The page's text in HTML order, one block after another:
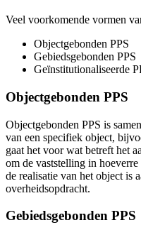
Veel voorkomende vormen
Objectgebonden PPS
Gebiedsgebonden PPS
Geïnstitutionaliseerde
Objectgebonden PPS
Objectgebonden PPS is
van een specifiek object,
gaat het voor wat betreft het
om de vaststelling in
de realisatie van het object is
overheidsopdracht.
Gebiedsgebonden PPS